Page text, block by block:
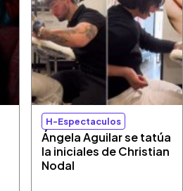
H-Espectaculos
Ángela Aguilar se tatúa
la iniciales de Christian
Nodal